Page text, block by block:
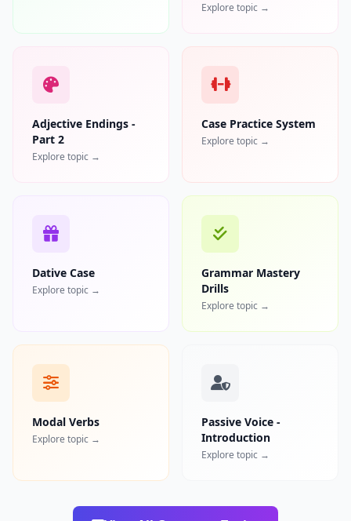
Explore topic →
Adjective Endings -
Part 2
Explore topic →
Case Practice System
Explore topic →
Dative Case
Explore topic →
Grammar Mastery
Drills
Explore topic →
Modal Verbs
Explore topic →
Passive Voice -
Introduction
Explore topic →